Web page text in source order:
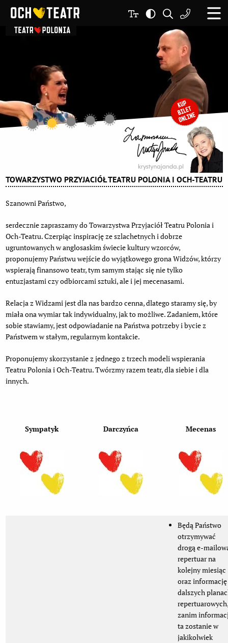
TOWARZYSTWO PRZYJACIÓŁ TEATRU POLONIA I OCH-TEATRU
Szanowni Państwo,
serdecznie zapraszamy do Towarzystwa Przyjaciół Teatru Polonia i
Och-Teatru. Czerpiąc inspirację ze szlachetnych i dobrze
ugruntowanych w anglosaskim świecie kultury wzorców,
proponujemy Państwu wejście do wyjątkowego grona Widzów, którzy
wspierają finansowo teatr, tym samym stając się nie tylko
entuzjastami czy odbiorcami sztuki, ale i jej mecenasami.
Relacja z Widzami jest dla nas bardzo cenna, dlatego staramy się, by
miała ona wymiar tak indywidualny, jak to możliwe. Zadaniem, które
sobie stawiamy, jest odpowiadanie na Państwa potrzeby i bycie z
Państwem w stałym, regularnym kontakcie.
Proponujemy skorzystanie z jednego z trzech modeli wspierania
Teatru Polonia i Och-Teatru. Twórzmy razem teatr, dla siebie i dla
innych.
Sympatyk Darczyńca Mecenas
Będą Państwo
otrzymywać
drogą e-
repertuar na
kolejny miesiąc
oraz
dalszych
repertuarowych,
zanim
ta zostanie w
jakikolwiek